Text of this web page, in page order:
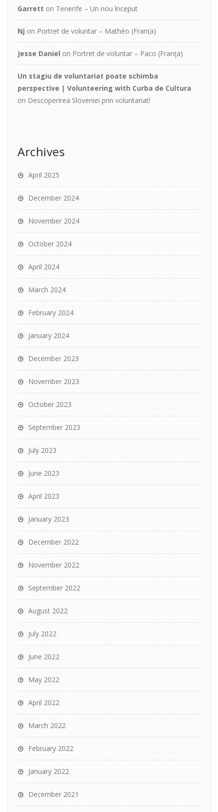
Garrett on Tenerife – Un nou început
Nj on Portret de voluntar – Mathéo (Franța)
Jesse Daniel on Portret de voluntar – Paco (Franţa)
Un stagiu de voluntariat poate schimba
perspective | Volunteering with Curba de Cultura
on Descoperirea Sloveniei prin voluntariat!
Archives
April 2025
December 2024
November 2024
October 2024
April 2024
March 2024
February 2024
January 2024
December 2023
November 2023
October 2023
September 2023
July 2023
June 2023
April 2023
January 2023
December 2022
November 2022
September 2022
August 2022
July 2022
June 2022
May 2022
April 2022
March 2022
February 2022
January 2022
December 2021